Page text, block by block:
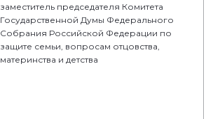
заместитель председателя Комитета
Государственной Думы Федерального
Собрания Российской Федерации по
защите семьи, вопросам отцовства,
материнства и детства